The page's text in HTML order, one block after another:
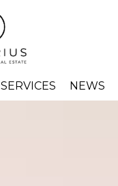
SERVICES NEWS